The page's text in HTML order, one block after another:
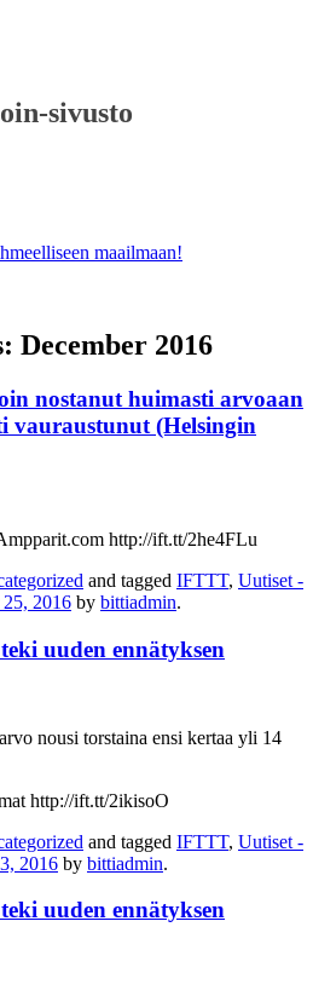
sivusto
maailmaan!
December 2016
nostanut huimasti arvoaan
vauraustunut (Helsingin
http://ift.tt/2he4FLu
and tagged IFTTT, Uutiset -
2016 by bittiadmin.
uuden ennätyksen
nousi torstaina ensi kertaa yli 14
http://ift.tt/2ikisoO
and tagged IFTTT, Uutiset -
2016 by bittiadmin.
uuden ennätyksen